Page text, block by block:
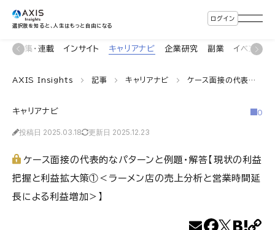
選択肢を知ると、人生はもっと自由になる
ログイン
特集・連載 インサイト キャリアナビ 企業研究 副業 イベント
AXIS Insights 記事 キャリアナビ ケース面接の代表的なパターンと例題・解答【現状の利益把握と利益拡大策①＜ラーメン店の売上分析と営業時間延長による利益増加＞】
キャリアナビ
投稿日 2025.03.18 更新日 2025.12.23
0
ケース面接の代表的なパターンと例題・解答【現状の利益
把握と利益拡大策①＜ラーメン店の売上分析と営業時間延
長による利益増加＞】